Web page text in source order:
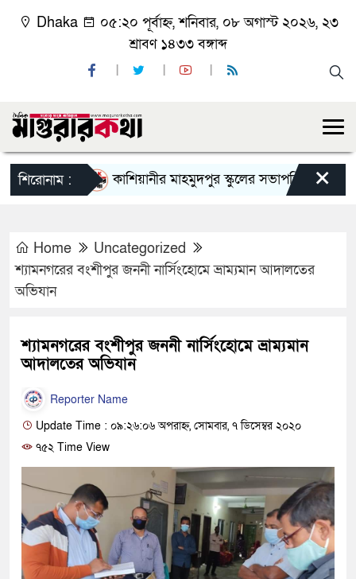
Dhaka
০৫:২০ পূর্বাহ্ন, শনিবার, ০৮ অগাস্ট ২০২৬, ২৩
শ্রাবণ ১৪৩৩ বঙ্গাব্দ
শিরোনাম : কাশিয়ানীর মাহমুদপুর স্কুলের সভাপতি হলেন গোবিন্দ
×
Home
Uncategorized
শ্যামনগরের বংশীপুর জননী নার্সিংহোমে ভ্রাম্যমান আদালতের
অভিযান
শ্যামনগরের বংশীপুর জননী নার্সিংহোমে ভ্রাম্যমান
আদালতের অভিযান
Reporter Name
Update Time : ০৯:২৬:০৬ অপরাহ্ন, সোমবার, ৭ ডিসেম্বর ২০২০
৭৫২ Time View